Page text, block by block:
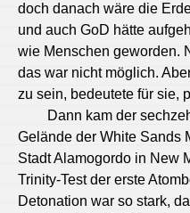
doch danach wäre die
und auch GoD hätte
wie Menschen geworden.
das war nicht möglich.
zu sein, bedeutete für sie,
Dann kam der
Gelände der White Sands
Stadt Alamogordo in New
Trinity-Test der erste
Detonation war so stark,